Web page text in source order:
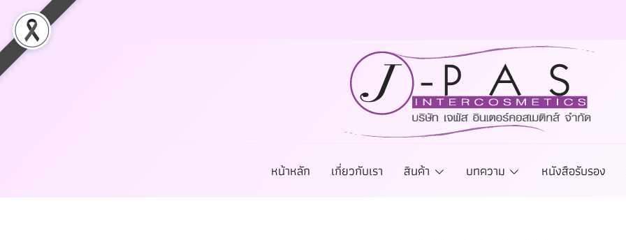
หน้าหลัก เกี่ยวกับเรา สินค้า บทความ หนังสือรับรอง